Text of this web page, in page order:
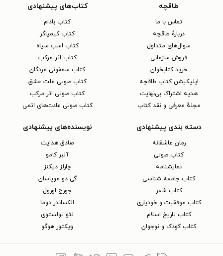
طاقچه
تماس با ما
دربارهٔ طاقچه
سوال‌های متداول
فروش سازمانی
خرید کتابخوان
اپلیکیشن کتاب طاقچه
هدیه اشتراک بی‌نهایت
مجلهٔ معرفی و نقد کتاب
کتاب‌های پیشنهادی
کتاب بادام
کتاب کیمیاگر
کتاب اسب سیاه
کتاب اثر مرکب
کتاب سمفونی مردگان
کتاب صوتی ملت عشق
کتاب صوتی اثر مرکب
کتاب صوتی عادت‌های اتمی
دسته بندی پیشنهادی
رمان عاشقانه
کتاب‌ صوتی
نمایشنامه
کتاب جامعه شناسی
کتاب شعر
کتاب موفقیت و خودیاری
کتاب تاریخ اسلام
کتاب کودک و نوجوان
نویسنده‌های پیشنهادی
صادق هدایت
آلبر کامو
چارلز دیکنز
گی دو موپاسان
جورج اورول
الکساندر دوما
لئو تولستوی
ویکتور هوگو